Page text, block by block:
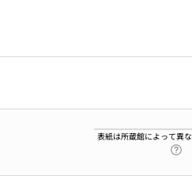
表紙は所蔵館によって異